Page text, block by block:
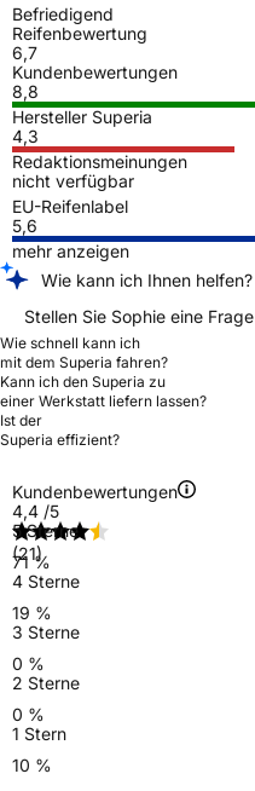
Befriedigend
Reifenbewertung
6,7
Kundenbewertungen
8,8
Hersteller Superia
4,3
Redaktionsmeinungen
nicht verfügbar
EU-Reifenlabel
5,6
mehr anzeigen
Wie kann ich Ihnen helfen?
Stellen Sie Sophie eine Frage
Wie schnell kann ich
mit dem Superia fahren?
Kann ich den Superia zu
einer Werkstatt liefern lassen?
Ist der
Superia effizient?
Kundenbewertungen
4,4 /5
(21)
5 Sterne
71 %
4 Sterne
19 %
3 Sterne
0 %
2 Sterne
0 %
1 Stern
10 %